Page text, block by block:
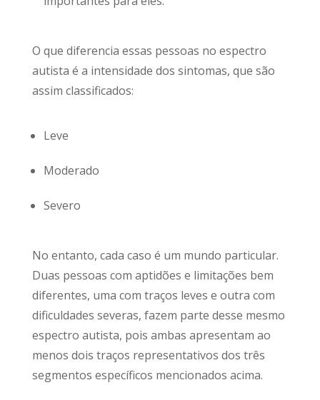
O que diferencia essas pessoas no espectro
autista é a intensidade dos sintomas, que são
assim classificados:
Leve
Moderado
Severo
No entanto, cada caso é um mundo particular.
Duas pessoas com aptidões e limitações bem
diferentes, uma com traços leves e outra com
dificuldades severas, fazem parte desse mesmo
espectro autista, pois ambas apresentam ao
menos dois traços representativos dos três
segmentos específicos mencionados acima.